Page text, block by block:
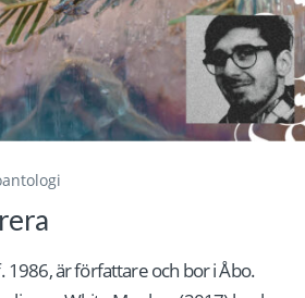
1986, är författare och bor i Åbo.